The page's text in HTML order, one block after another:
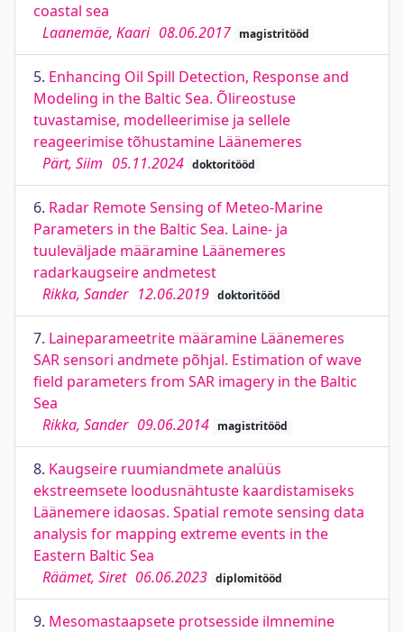
coastal sea
Laanemäe, Kaari 08.06.2017 magistritööd
5. Enhancing Oil Spill Detection, Response and
Modeling in the Baltic Sea. Õlireostuse
tuvastamise, modelleerimise ja sellele
reageerimise tõhustamine Läänemeres
Pärt, Siim 05.11.2024 doktoritööd
6. Radar Remote Sensing of Meteo-Marine
Parameters in the Baltic Sea. Laine- ja
tuuleväljade määramine Läänemeres
radarkaugseire andmetest
Rikka, Sander 12.06.2019 doktoritööd
7. Laineparameetrite määramine Läänemeres
SAR sensori andmete põhjal. Estimation of wave
field parameters from SAR imagery in the Baltic
Sea
Rikka, Sander 09.06.2014 magistritööd
8. Kaugseire ruumiandmete analüüs
ekstreemsete loodusnähtuste kaardistamiseks
Läänemere idaosas. Spatial remote sensing data
analysis for mapping extreme events in the
Eastern Baltic Sea
Räämet, Siret 06.06.2023 diplomitööd
9. Mesomastaapsete protsesside ilmnemine